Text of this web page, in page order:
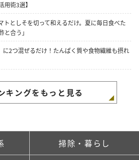
用術3選】
トとしそを切って和えるだけ。夏に毎日食べた
と合う」
に2つ混ぜるだけ！たんぱく質や食物繊維も摂れ
キングをもっと見る
掃除・暮らし